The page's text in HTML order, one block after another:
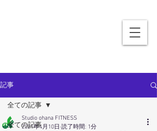
記事
全ての記事
全ての記事
Studio ohana FITNESS
2021年4月10日 読了時間: 1分